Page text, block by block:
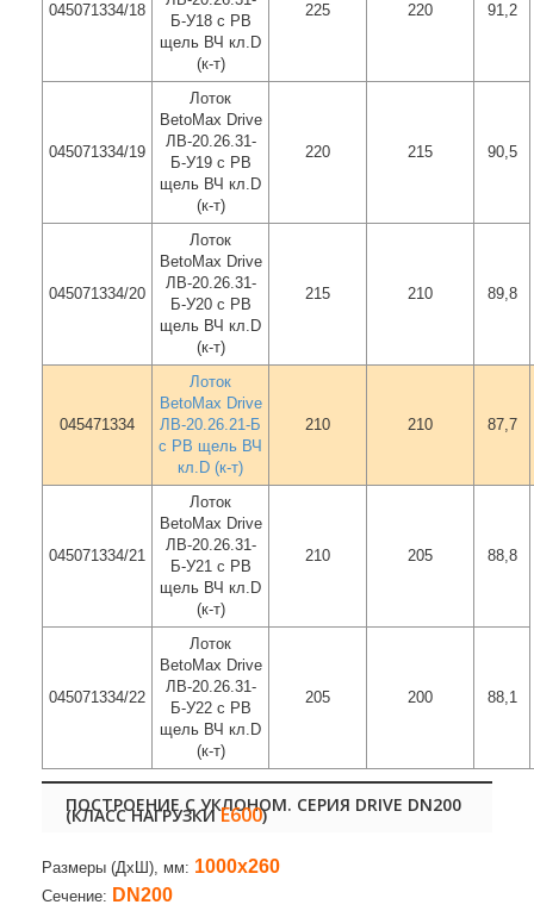
045071334/18
Б-У18 с РВ
щель ВЧ кл.D
(к-т)
225 220 91,2
045071334/19
Лоток
BetoMax Drive
ЛВ-20.26.31-
Б-У19 с РВ
щель ВЧ кл.D
(к-т)
220 215 90,5
045071334/20
Лоток
BetoMax Drive
ЛВ-20.26.31-
Б-У20 с РВ
щель ВЧ кл.D
(к-т)
215 210 89,8
045471334
Лоток
BetoMax Drive
ЛВ-20.26.21-Б
с РВ щель ВЧ
кл.D (к-т)
210 210 87,7
045071334/21
Лоток
BetoMax Drive
ЛВ-20.26.31-
Б-У21 с РВ
щель ВЧ кл.D
(к-т)
210 205 88,8
045071334/22
Лоток
BetoMax Drive
ЛВ-20.26.31-
Б-У22 с РВ
щель ВЧ кл.D
(к-т)
205 200 88,1
ПОСТРОЕНИЕ С УКЛОНОМ. СЕРИЯ DRIVE DN200
(КЛАСС НАГРУЗКИE600)
Размеры (ДхШ), мм: 1000х260
Сечение: DN200